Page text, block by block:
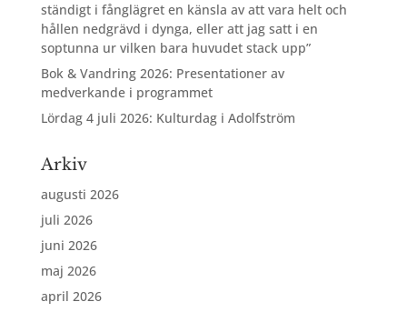
ständigt i fånglägret en känsla av att vara helt och
hållen nedgrävd i dynga, eller att jag satt i en
soptunna ur vilken bara huvudet stack upp”
Bok & Vandring 2026: Presentationer av
medverkande i programmet
Lördag 4 juli 2026: Kulturdag i Adolfström
Arkiv
augusti 2026
juli 2026
juni 2026
maj 2026
april 2026